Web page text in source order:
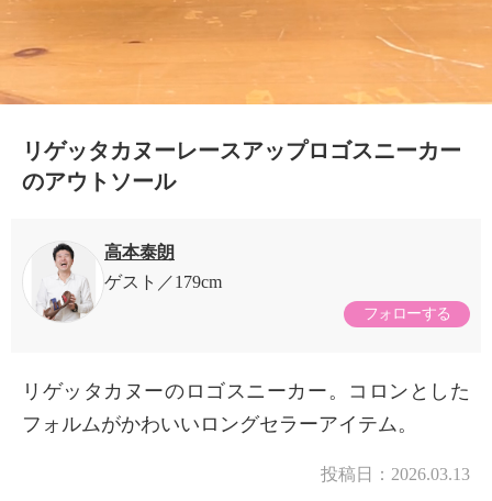
リゲッタカヌーレースアップロゴスニーカー
のアウトソール
高本泰朗
ゲスト
179cm
フォローする
リゲッタカヌーのロゴスニーカー。コロンとした
フォルムがかわいいロングセラーアイテム。
投稿日： 2026.03.13